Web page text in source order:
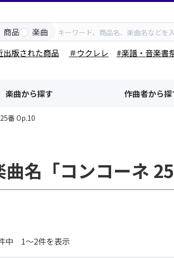
商品 楽曲
出版された商品
＃ウクレレ #楽譜・音楽書
楽曲から探す 作曲者から探
番 Op.10
曲名「コンコーネ
中 1～2件を表示